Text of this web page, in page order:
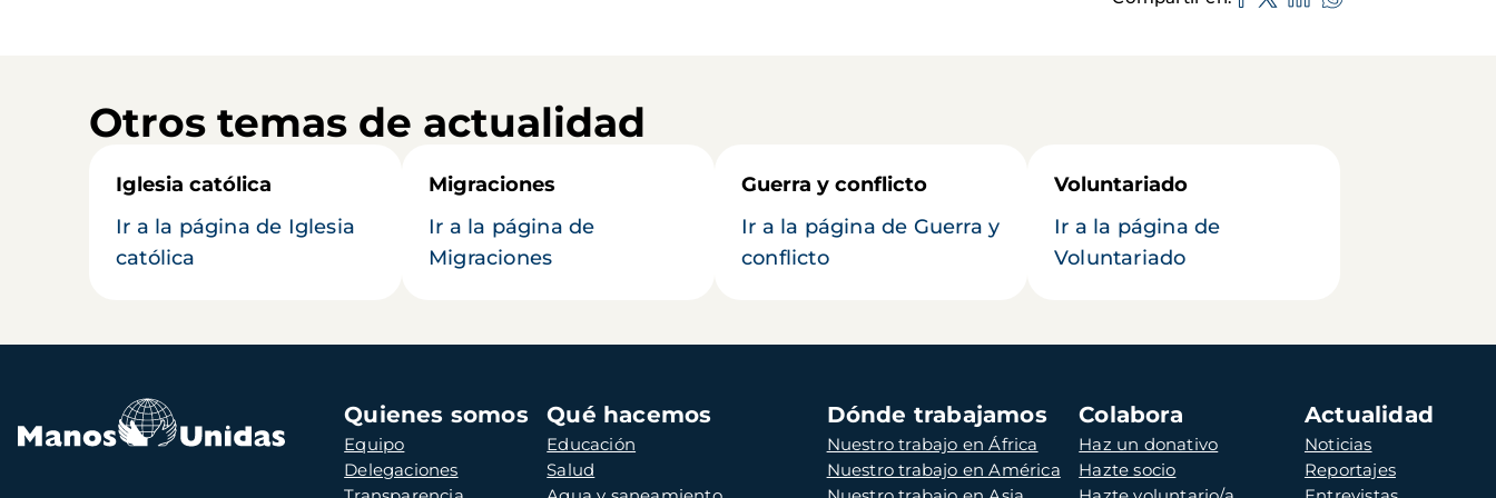
Otros temas de actualidad
Iglesia católica
Ir a la página de Iglesia
católica
Migraciones
Ir a la página de
Migraciones
Guerra y conflicto
Ir a la página de Guerra y
conflicto
Voluntariado
Ir a la página de
Voluntariado
Navegación
principal
Quienes somos
Equipo
Delegaciones
Qué hacemos
Educación
Salud
Dónde trabajamos
Nuestro trabajo en África
Nuestro trabajo en América
Colabora
Haz un donativo
Hazte socio
Actualidad
Noticias
Reportajes